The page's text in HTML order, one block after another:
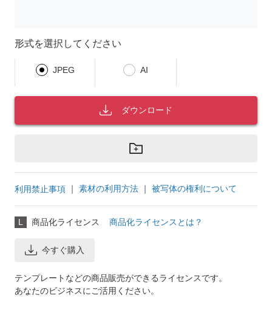
形式を選択してください
JPEG AI
ダウンロード
利用禁止事項 ｜ 素材の利用方法 ｜ 被写体の権利について
L 商品化ライセンス 商品化ライセンスとは？
今すぐ購入
テンプレートなどの商品販売ができるライセンスです。
あなたのビジネスにご活用ください。